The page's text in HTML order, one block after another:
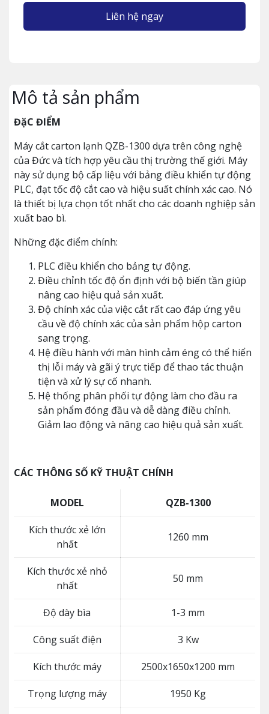
Liên hệ ngay
Mô tả sản phẩm
ĐặC ĐIỂM
Máy cắt carton lạnh QZB-1300 dựa trên công nghệ
của Đức và tích hợp yêu cầu thị trường thế giới. Máy
này sử dụng bộ cấp liệu với bảng điều khiển tự động
PLC, đạt tốc độ cắt cao và hiệu suất chính xác cao. Nó
là thiết bị lựa chọn tốt nhất cho các doanh nghiệp sản
xuất bao bì.
Những đặc điểm chính:
PLC điều khiển cho bảng tự động.
Điều chỉnh tốc độ ổn định với bộ biến tần giúp
nâng cao hiệu quả sản xuất.
Độ chính xác của việc cắt rất cao đáp ứng yêu
cầu về độ chính xác của sản phẩm hộp carton
sang trọng.
Hệ điều hành với màn hình cảm éng có thể hiển
thị lỗi máy và gãi ý trực tiếp để thao tác thuận
tiện và xử lý sự cố nhanh.
Hệ thống phân phối tự động làm cho đầu ra
sản phẩm đóng đầu và dễ dàng điều chỉnh.
Giảm lao động và nâng cao hiệu quả sản xuất.
CÁC THÔNG SỐ KỸ THUẬT CHÍNH
MODEL QZB-1300
Kích thước xẻ lớn
nhất
1260 mm
Kích thước xẻ nhỏ
nhất
50 mm
Độ dày bìa 1-3 mm
Công suất điện 3 Kw
Kích thước máy 2500x1650x1200 mm
Trọng lượng máy 1950 Kg